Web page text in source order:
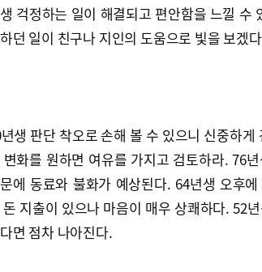
걱정하는 일이 해결되고 편안함을 느낄 수
던 일이 친구나 지인의 도움으로 빛을 보겠
생 판단 착오로 손해 볼 수 있으니 신중하게
변화를 원하면 여유를 가지고 검토하라. 76
에 동료와 불화가 예상된다. 64년생 오후
돈 지출이 있으나 마음이 매우 상쾌하다. 52
면 점차 나아진다.